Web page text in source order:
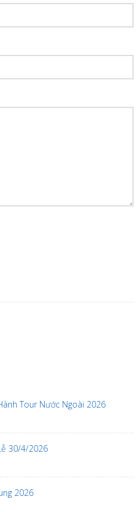
Tour Nước Ngoài 2026
30/4/2026
2026